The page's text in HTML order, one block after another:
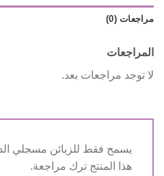
مراجعات (0)
المراجعات
لا توجد مراجعات بعد.
يسمح فقط للزبائن مسجلي
هذا المنتج ترك مراجعة.